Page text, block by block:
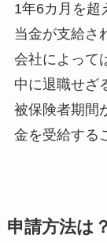
1年6カ月を超
当金が支給さ
会社によって
中に退職せざ
被保険者期間
金を受給する
申請方法は？